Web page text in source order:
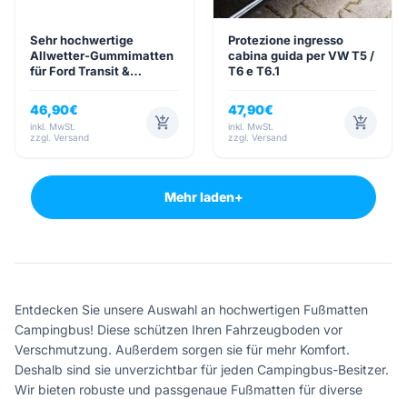
Sehr hochwertige
Allwetter-Gummimatten
für Ford Transit &
Baujahr 2013
46,90€
inkl. MwSt.
zzgl. Versand
add_shopping_cart
Protezione ingresso
cabina guida per VW T5 /
T6 e T6.1
47,90€
inkl. MwSt.
zzgl. Versand
add_shopping_cart
Mehr laden+
Entdecken Sie unsere Auswahl an hochwertigen Fußmatten
Campingbus! Diese schützen Ihren Fahrzeugboden vor
Verschmutzung. Außerdem sorgen sie für mehr Komfort.
Deshalb sind sie unverzichtbar für jeden Campingbus-Besitzer.
Wir bieten robuste und passgenaue Fußmatten für diverse